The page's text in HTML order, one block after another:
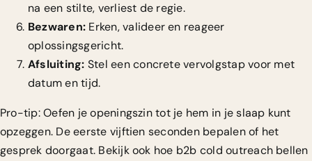
na een stilte, verliest de regie.
Bezwaren: Erken, valideer en reageer
oplossingsgericht.
Afsluiting: Stel een concrete vervolgstap voor met
datum en tijd.
Pro-tip: Oefen je openingszin tot je hem in je slaap kunt
opzeggen. De eerste vijftien seconden bepalen of het
gesprek doorgaat. Bekijk ook hoe b2b cold outreach bellen